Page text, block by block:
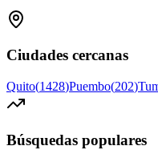
Ciudades cercanas
Quito(1428)Puembo(202)
Búsquedas populares